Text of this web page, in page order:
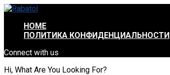
HOME
ПОЛИТИКА КОНФИДЕНЦИАЛЬНОСТИ
Connect with us
Hi, What Are You Looking For?